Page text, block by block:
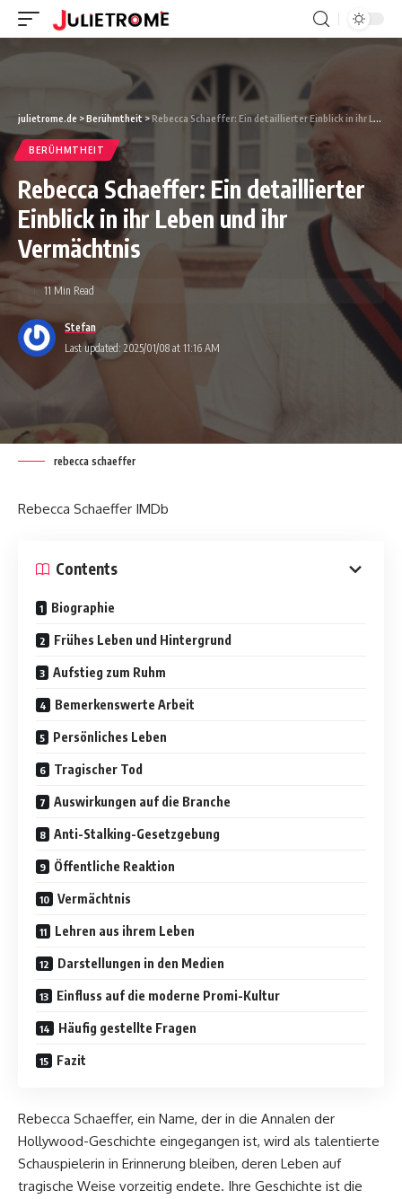
julietrome.de >Berühmtheit>Rebecca Schaeffer: Ein detaillierter Einblick in ihr Leben und ihr Vermächtnis
BERÜHMTHEIT
Rebecca Schaeffer: Ein detaillierter
Einblick in ihr Leben und ihr
Vermächtnis
Last updated: 2025/01/08 at 11:16 AM
Stefan
11 Min Read
rebecca schaeffer
Rebecca Schaeffer IMDb
Contents
Biographie
Frühes Leben und Hintergrund
Aufstieg zum Ruhm
Bemerkenswerte Arbeit
Persönliches Leben
Tragischer Tod
Auswirkungen auf die Branche
Anti-Stalking-Gesetzgebung
Öffentliche Reaktion
Vermächtnis
Lehren aus ihrem Leben
Darstellungen in den Medien
Einfluss auf die moderne Promi-Kultur
Häufig gestellte Fragen
Fazit
Rebecca Schaeffer, ein Name, der in die Annalen der
Hollywood-Geschichte eingegangen ist, wird als talentierte
Schauspielerin in Erinnerung bleiben, deren Leben auf
tragische Weise vorzeitig endete. Ihre Geschichte ist die